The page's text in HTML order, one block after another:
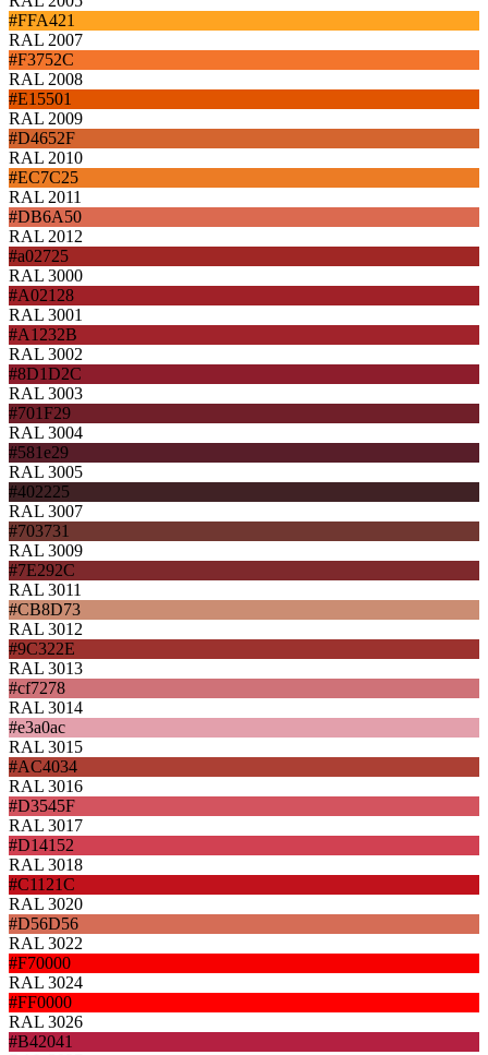
#FFA421
RAL 2007
#F3752C
RAL 2008
#E15501
RAL 2009
#D4652F
RAL 2010
#EC7C25
RAL 2011
#DB6A50
RAL 2012
#a02725
RAL 3000
#A02128
RAL 3001
#A1232B
RAL 3002
#8D1D2C
RAL 3003
#701F29
RAL 3004
#581e29
RAL 3005
#402225
RAL 3007
#703731
RAL 3009
#7E292C
RAL 3011
#CB8D73
RAL 3012
#9C322E
RAL 3013
#cf7278
RAL 3014
#e3a0ac
RAL 3015
#AC4034
RAL 3016
#D3545F
RAL 3017
#D14152
RAL 3018
#C1121C
RAL 3020
#D56D56
RAL 3022
#F70000
RAL 3024
#FF0000
RAL 3026
#B42041